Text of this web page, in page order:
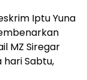
Iptu Yuna
MZ Siregar
Sabtu,